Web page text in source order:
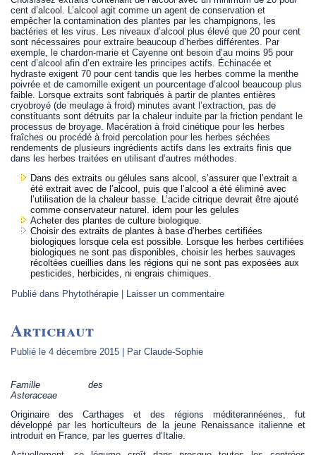
cent d’alcool. L’alcool agit comme un agent de conservation et
empêcher la contamination des plantes par les champignons, les
bactéries et les virus. Les niveaux d’alcool plus élevé que 20 pour cent
sont nécessaires pour extraire beaucoup d’herbes différentes. Par
exemple, le chardon-marie et Cayenne ont besoin d’au moins 95 pour
cent d’alcool afin d’en extraire les principes actifs. Échinacée et
hydraste exigent 70 pour cent tandis que les herbes comme la menthe
poivrée et de camomille exigent un pourcentage d’alcool beaucoup plus
faible. Lorsque extraits sont fabriqués à partir de plantes entières
cryobroyé (de meulage à froid) minutes avant l’extraction, pas de
constituants sont détruits par la chaleur induite par la friction pendant le
processus de broyage. Macération à froid cinétique pour les herbes
fraîches ou procédé à froid percolation pour les herbes séchées
rendements de plusieurs ingrédients actifs dans les extraits finis que
dans les herbes traitées en utilisant d’autres méthodes.
Dans des extraits ou gélules sans alcool, s’assurer que l’extrait a
été extrait avec de l’alcool, puis que l’alcool a été éliminé avec
l’utilisation de la chaleur basse. L’acide citrique devrait être ajouté
comme conservateur naturel. idem pour les gelules
Acheter des plantes de culture biologique.
Choisir des extraits de plantes à base d’herbes certifiées
biologiques lorsque cela est possible. Lorsque les herbes certifiées
biologiques ne sont pas disponibles, choisir les herbes sauvages
récoltées cueillies dans les régions qui ne sont pas exposées aux
pesticides, herbicides, ni engrais chimiques.
Publié dans Phytothérapie | Laisser un commentaire
Artichaut
Publié le 4 décembre 2015 | Par Claude-Sophie
Famille des
Asteraceae
Originaire des Carthages et des régions méditerannéenes, fut
développé par les horticulteurs de la jeune Renaissance italienne et
introduit en France, par les guerres d’Italie.